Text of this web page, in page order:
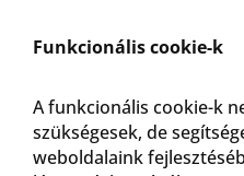
Funkcionális cookie-k
A funkcionális cookie-k
szükségesek, de
weboldalaink